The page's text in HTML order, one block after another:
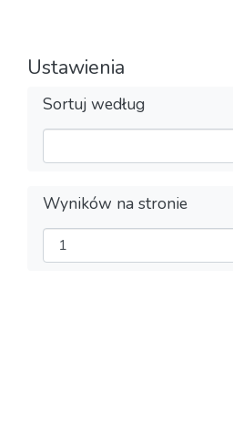
Ustawienia
Sortuj według
Wyników na stronie